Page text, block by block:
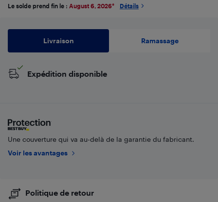
Le solde prend fin le : August 6, 2026* Détails
Livraison Ramassage
Expédition disponible
Une couverture qui va au-delà de la garantie du fabricant.
Voir les avantages
Politique de retour